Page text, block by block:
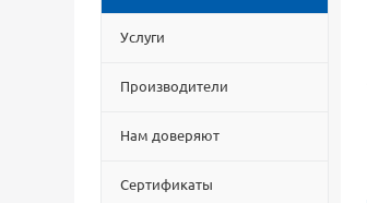
Услуги
Производители
Нам доверяют
Сертификаты